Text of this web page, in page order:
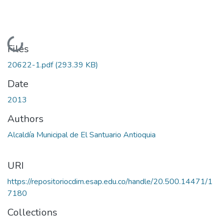
Loading...
Files
20622-1.pdf(293.39 KB)
Date
2013
Authors
Alcaldía Municipal de El Santuario Antioquia
URI
https://repositoriocdim.esap.edu.co/handle/20.500.14471/1
7180
Collections